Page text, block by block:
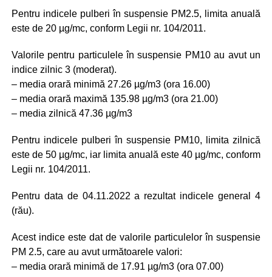
Pentru indicele pulberi în suspensie PM2.5, limita anuală
este de 20 µg/mc, conform Legii nr. 104/2011.
Valorile pentru particulele în suspensie PM10 au avut un
indice zilnic 3 (moderat).
– media orară minimă 27.26 µg/m3 (ora 16.00)
– media orară maximă 135.98 µg/m3 (ora 21.00)
– media zilnică 47.36 µg/m3
Pentru indicele pulberi în suspensie PM10, limita zilnică
este de 50 µg/mc, iar limita anuală este 40 µg/mc, conform
Legii nr. 104/2011.
Pentru data de 04.11.2022 a rezultat indicele general 4
(rău).
Acest indice este dat de valorile particulelor în suspensie
PM 2.5, care au avut următoarele valori:
– media orară minimă de 17.91 µg/m3 (ora 07.00)